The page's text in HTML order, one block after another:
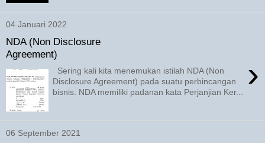
04 Januari 2022
NDA (Non Disclosure
Agreement)
›
Sering kali kita menemukan istilah NDA (Non
Disclosure Agreement) pada suatu perbincangan
bisnis. NDA memiliki padanan kata Perjanjian Ker...
06 September 2021